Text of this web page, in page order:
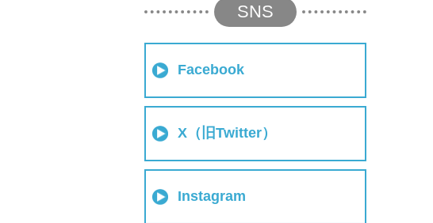
SNS
Facebook
X（旧Twitter）
Instagram